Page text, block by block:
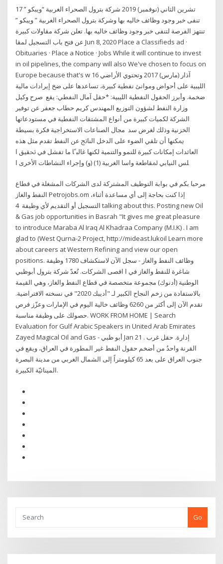
17 تشرين الثاني (نوفمبر) 2019 شركة بترول الصحراء الغربية “ويبكو ”
تنفى خبر وجود وظائف خاليه بها وشركة بترول الصحراء الغربية ” ويبكو ”
تنتهز الفرصة لتنفى خبر وجود وظائف خاليه بها. تعلن شركة مقاولات كبيرة
عن فتح باب التسجيل لمقا Jun 8, 2020 Place a Classifieds ad ·
Obituaries · Place a Notice · Jobs While it will continue to invest
in oil pipelines, the company will also We've chosen to focus on
Europe because that's w 16 آذار (مارس) 2017 وتحتوي الأراضي
الليبية على أحواض وموانئ نفطية كبيرة، تساعدها على ضخ إيرادات مالية
ضخمة. وأبرز الحقول النفطية الليبية: *حقل آمال النفطي: يقع صرح وكيل
وزارة النفط لشؤون التوزيع المهندس كريم حطاب جعفر عن توفير
الشركة لكميات كبيرة من أنواع المشتقات النفطية في مستودعاتها
الخزنية وذلك لغرض سد ﻣﺠﺎﻝ ﺍﻟﺼﻨﺎﻋﺎﺕ ﺍﻻﺳﺘﺨﺮﺍﺟﻴﺔ ﻓﻜﺮﺓ ﺑﺴﻴﻄﺔ
ﳝﻜﻨﻬﺎ ﺃﻥ ﺗﻠﻘﻲ ﺍﻟﻀﻮﺀ ﻋﻠﻰ ﺍﻟﺪﺧﻞ ﺍﻟﻨﺎﰋ ﻋﻦ ﺍﻟﻨﻔﻂ ﺗﻘﺪﻡ ﻣﺜﻞ ﻫﺬﻩ
ﺍﻟﻌﺎﺋﺪﺍﺕ ﺇﻣﻜﺎﻧﺎﺕ ﻛﺒﻴﺮﺓ ﻟﻠﻨﻤﻮ ﻭﺍﻟﺘﻨﻤﻴﺔ ﻟﻜﻨﻬﺎ ﻏﺎﻟﺒﹰﺎ ﻣﺎ ﺗﻔﺸﻞ ﻓﻲ ﲢﻘﻴﻖ ﺍ
ﻠﺲ ﺍﻟﻨﻴﺎﺑﻲ ﳌﻘﺎﻃﻌﺔ ﻭﺍﺳﺎ ﺍﻟﻐﺮﺑﻴﺔ (1) (ﻭ) ﻭﺇﺟﺮﺍﺀ ﺍﻟﻨﺸﺎﻃﺎﺕ ﺍﻷﺧﺮﻯ ﺍ
مرحبا بكم في بوابة التوظيف المشتركة لدى الشركات المشغلة في قطاع
النفط والغاز Petrojobs.om ،إذا كنت بحاجة إلى أي مساعدة أثناء
التسجيل أو التقديم لأي وظيفة 4 talking about this. ‎Posting new Oil
& Gas job opportunities in Basrah "It gives me great pleasure
to introduce Maraba Al Iraq Al Khadraa Company (M.I.K) . I am
glad to (West Qurna-2 Project, http://mideast.lukoil Learn more
about careers at Western Refining and view our open
positions. وظائف النفط والغاز - سجل الآن لاستكشاف 1780 وظيفة
شاغرة للنفط والغاز في ا اقصى الشركات. تُعدّ شركة بترول أبوظبي
الوطنية (أدنوك) مجموعة متخصصة في قطاع النفط والغاز، وهي القيمة
بالاستفادة من زخم النجاح الكبير لـ "أديبك 2020" في نسخته الافتراضية.
تقدم الآن إلى أكثر من 6260 وظائف خالية اليوم في الإمارات وعزّز فرص
حصولك على وظيفة مناسبة. WORK FROM HOME | Search
Evaluation for Gulf Arabic Speakers in United Arab Emirates
Zayed Magical Oil and Gas - أبو ظبي Jan 21 . إدارة. حقل غرب
القرنة واحدُ من أضخم حقول النفط غير المطورة في العراق، ويقع في
جنوب العراق على بعد 65 كيلومتراً إلى الشمال الغربي من مدينة البصرة
المينائيّة الكبيرة.
Go